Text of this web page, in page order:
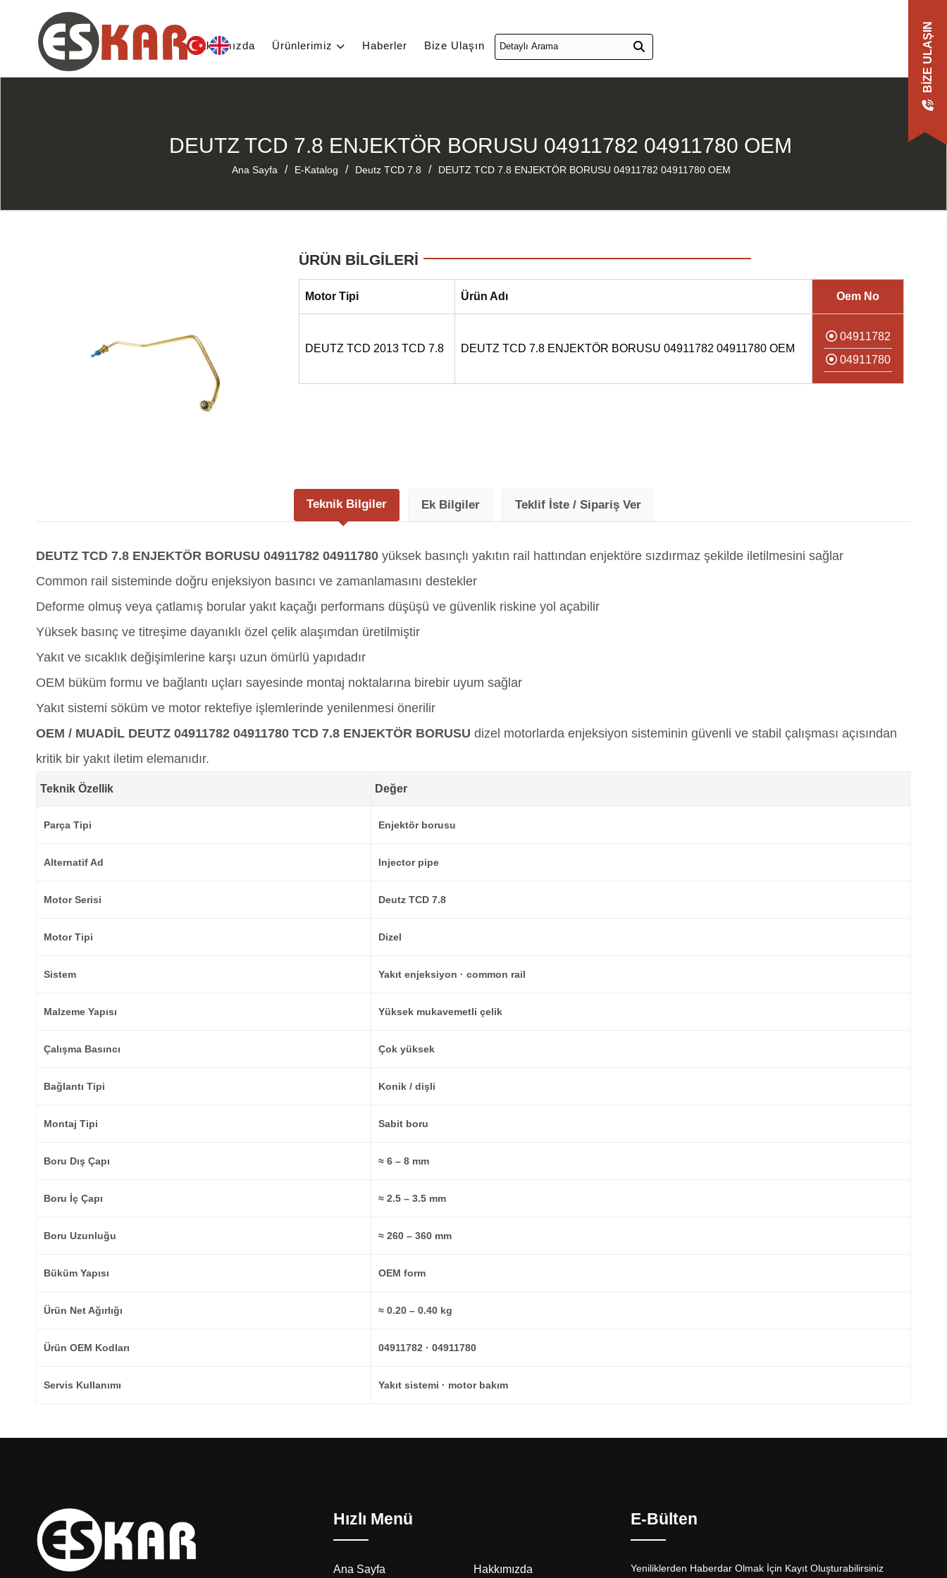
Hakkımızda Ürünlerimiz Haberler Bize Ulaşın BIZE ULAŞIN
DEUTZ TCD 7.8 ENJEKTÖR BORUSU 04911782 04911780 OEM
Ana Sayfa / E-Katalog / Deutz TCD 7.8 / DEUTZ TCD 7.8 ENJEKTÖR BORUSU 04911782 04911780 OEM
ÜRÜN BİLGİLERİ
Motor Tipi Ürün Adı Oem No
DEUTZ TCD 2013 TCD 7.8 DEUTZ TCD 7.8 ENJEKTÖR BORUSU 04911782 04911780 OEM
04911782
04911780
Teknik Bilgiler Ek Bilgiler Teklif İste / Sipariş Ver
DEUTZ TCD 7.8 ENJEKTÖR BORUSU 04911782 04911780 yüksek basınçlı yakıtın rail hattından enjektöre sızdırmaz şekilde iletilmesini sağlar
Common rail sisteminde doğru enjeksiyon basıncı ve zamanlamasını destekler
Deforme olmuş veya çatlamış borular yakıt kaçağı performans düşüşü ve güvenlik riskine yol açabilir
Yüksek basınç ve titreşime dayanıklı özel çelik alaşımdan üretilmiştir
Yakıt ve sıcaklık değişimlerine karşı uzun ömürlü yapıdadır
OEM büküm formu ve bağlantı uçları sayesinde montaj noktalarına birebir uyum sağlar
Yakıt sistemi söküm ve motor rektefiye işlemlerinde yenilenmesi önerilir
OEM / MUADİL DEUTZ 04911782 04911780 TCD 7.8 ENJEKTÖR BORUSU dizel motorlarda enjeksiyon sisteminin güvenli ve stabil çalışması açısından
kritik bir yakıt iletim elemanıdır.
Teknik Özellik Değer
Parça Tipi Enjektör borusu
Alternatif Ad Injector pipe
Motor Serisi Deutz TCD 7.8
Motor Tipi Dizel
Sistem Yakıt enjeksiyon · common rail
Malzeme Yapısı Yüksek mukavemetli çelik
Çalışma Basıncı Çok yüksek
Bağlantı Tipi Konik / dişli
Montaj Tipi Sabit boru
Boru Dış Çapı ≈ 6 – 8 mm
Boru İç Çapı ≈ 2.5 – 3.5 mm
Boru Uzunluğu ≈ 260 – 360 mm
Büküm Yapısı OEM form
Ürün Net Ağırlığı ≈ 0.20 – 0.40 kg
Ürün OEM Kodları 04911782 · 04911780
Servis Kullanımı Yakıt sistemi · motor bakım
Hızlı Menü
Ana Sayfa Hakkımızda
E-Bülten
Yeniliklerden Haberdar Olmak İçin Kayıt Oluşturabilirsiniz